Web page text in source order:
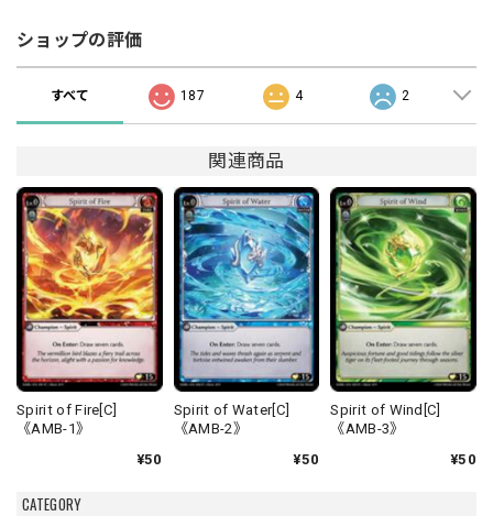
CATEGORY
ショップの評価
すべて 187 4 2
関連商品
Spirit of Fire[C]
《AMB-1》
¥50
Spirit of Water[C]
《AMB-2》
¥50
Spirit of Wind[C]
《AMB-3》
¥50